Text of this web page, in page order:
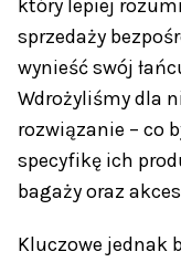
który lepiej
sprzedaży
wynieść swój
Wdrożyliśmy dla
rozwiązanie – co
specyfikę ich
bagaży oraz
Kluczowe jednak